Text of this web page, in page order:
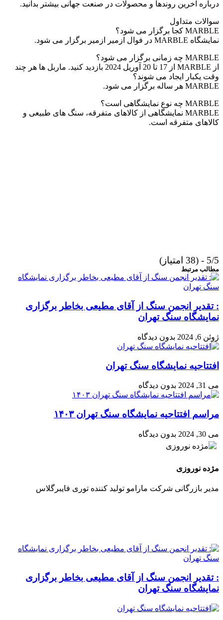
درباره آخرین روندها و محصولات در صنعت جهانی بیشتر بدانید.
سوالات متداول
MARBLE کجا برگزار می شود؟
نمایشگاه MARBLE در فوال ازمیر ازمیر برگزار می شود.
MARBLE چه زمانی برگزار می شود؟
از MARBLE از 17 تا 20 آوریل 2024 بازدید کنید. ماربل ها هر چند
وقت یکبار ایجاد می شوند؟
MARBLE هر ساله برگزار می شود.
MARBLE چه نوع نمایشگاهی است؟
MARBLE نمایشگاهی از کالاهای متفرقه، سنگ های طبیعی و
کالاهای متفرقه است.
5/5 - (38 امتیاز)
مطالب مرتبط
: تقدیر انجمن سنگ از آقای مطیعی بخاطر برگزاری
نمایشگاه سنگ تهران
ژوئن 6, 2024 بدون دیدگاه
افتتاحیه نمایشگاه سنگ تهران
می 31, 2024 بدون دیدگاه
مراسم افتتاحیه نمایشگاه سنگ تهران ۱۴۰۳
می 30, 2024 بدون دیدگاه
مژده نوروزی
مدیر بازرگانی شرکت مارامو تولید کننده توری فایبرگلاس
: تقدیر انجمن سنگ از آقای مطیعی بخاطر برگزاری
نمایشگاه سنگ تهران